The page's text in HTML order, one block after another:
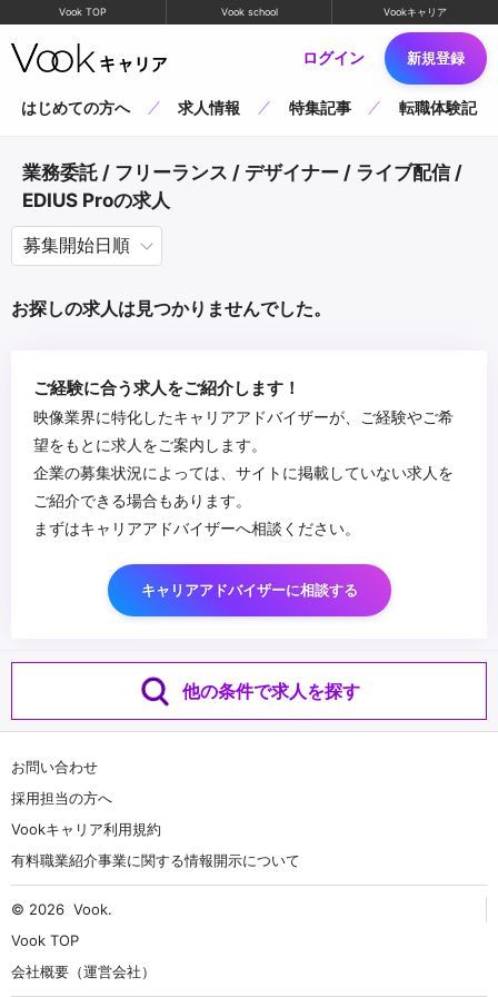
Vook TOP Vook school Vookキャリア
ログイン 新規登録
はじめての方へ 求人情報 特集記事 転職体験記
業務委託 / フリーランス / デザイナー / ライブ配信 /
EDIUS Proの求人
お探しの求人は見つかりませんでした。
ご経験に合う求人をご紹介します！
映像業界に特化したキャリアアドバイザーが、ご経験やご希
望をもとに求人をご案内します。
企業の募集状況によっては、サイトに掲載していない求人を
ご紹介できる場合もあります。
まずはキャリアアドバイザーへ相談ください。
キャリアアドバイザーに相談する
他の条件で求人を探す
お問い合わせ
採用担当の方へ
Vookキャリア利用規約
有料職業紹介事業に関する情報開示について
© 2026 Vook.
Vook TOP
会社概要（運営会社）